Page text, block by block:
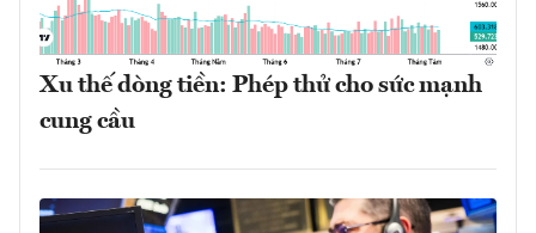
Xu thế dòng tiền: Phép thử cho sức mạnh
cung cầu